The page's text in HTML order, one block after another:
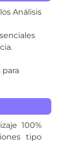
Análisis
100%
tipo